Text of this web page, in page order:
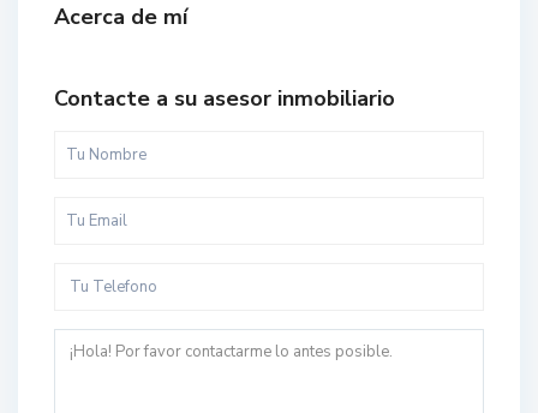
Acerca de mí
Contacte a su asesor inmobiliario